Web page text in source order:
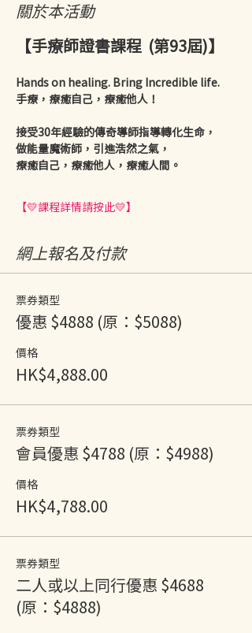
關於本活動
【手療師證書課程  (第93屆)】
Hands on healing. Bring Incredible life.
手療，療癒自己，療癒他人！
接受30年經驗的傳奇導師指導轉化生命，
做能量魔術師，引進浩然之氣，
療癒自己，療癒他人，療癒人間。
【💛課程詳情請按此💛】
網上報名及付款
票券類型
優惠 $4888 (原：$5088)
價格
HK$4,888.00
票券類型
會員優惠 $4788 (原：$4988)
價格
HK$4,788.00
票券類型
二人或以上同行優惠 $4688
(原：$4888)